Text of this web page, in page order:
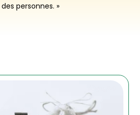
personnes. »